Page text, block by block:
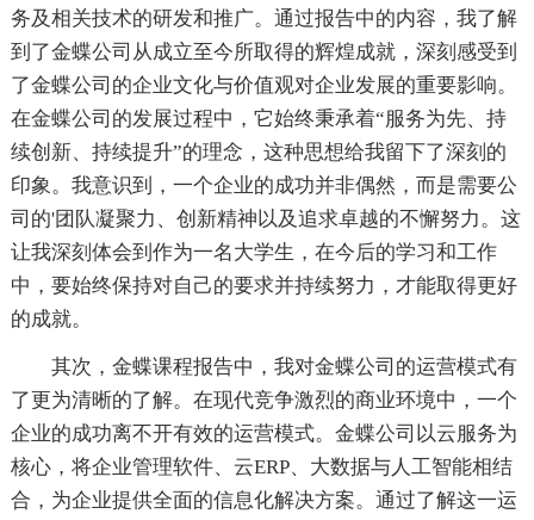
务及相关技术的研发和推广。通过报告中的内容，我了解
到了金蝶公司从成立至今所取得的辉煌成就，深刻感受到
了金蝶公司的企业文化与价值观对企业发展的重要影响。
在金蝶公司的发展过程中，它始终秉承着“服务为先、持
续创新、持续提升”的理念，这种思想给我留下了深刻的
印象。我意识到，一个企业的成功并非偶然，而是需要公
司的'团队凝聚力、创新精神以及追求卓越的不懈努力。这
让我深刻体会到作为一名大学生，在今后的学习和工作
中，要始终保持对自己的要求并持续努力，才能取得更好
的成就。
其次，金蝶课程报告中，我对金蝶公司的运营模式有
了更为清晰的了解。在现代竞争激烈的商业环境中，一个
企业的成功离不开有效的运营模式。金蝶公司以云服务为
核心，将企业管理软件、云ERP、大数据与人工智能相结
合，为企业提供全面的信息化解决方案。通过了解这一运